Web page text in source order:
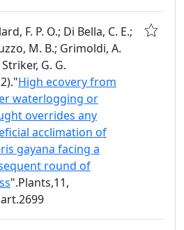
F. P. O.; Di Bella, C. E.;
M. B.; Grimoldi, A.
G. G.
High ecovery from
waterlogging or
overrides any
acclimation of
gayana facing a
round of
".Plants,11,